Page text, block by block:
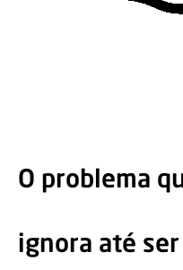
O problema
ignora até